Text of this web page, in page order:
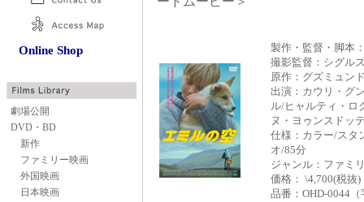
Online Shop
劇場公開
DVD・BD
新作
ファミリー映画
外国映画
日本映画
製作・監督・脚本
撮影監督：シグル
原作：グズミュン
出演：カウリ・グ
ル/ヒャルティ・ロ
ヌ・ヨゥンスドッ
仕様：カラー/スタ
オ/85分
ジャンル：ファミ
価格： \4,700(税抜)
品番：OHD-0044